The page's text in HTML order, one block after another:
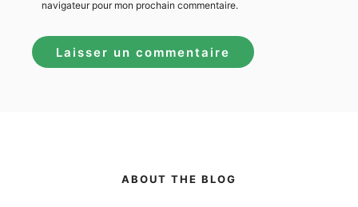
navigateur pour mon prochain commentaire.
ABOUT THE BLOG